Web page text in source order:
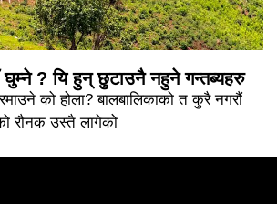
घुम्ने ? यि हुन् छुटाउनै नहुने गन्तब्यहरु
को होला? बालबालिकाको त कुरै नगरौं
रौनक उस्तै लागेको